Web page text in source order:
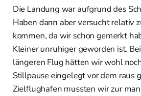
Die Landung war aufgrund des
Haben dann aber versucht relativ
kommen, da wir schon gemerkt
Kleiner unruhiger geworden ist.
längeren Flug hätten wir wohl
Stillpause eingelegt vor dem raus
Zielflughafen mussten wir zur